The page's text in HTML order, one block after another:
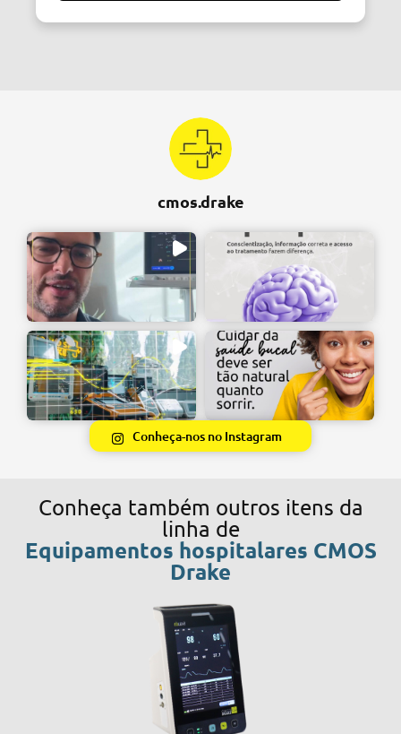
cmos.drake
Conheça-nos no Instagram
Conheça também outros itens da
linha de
Equipamentos hospitalares CMOS
Drake